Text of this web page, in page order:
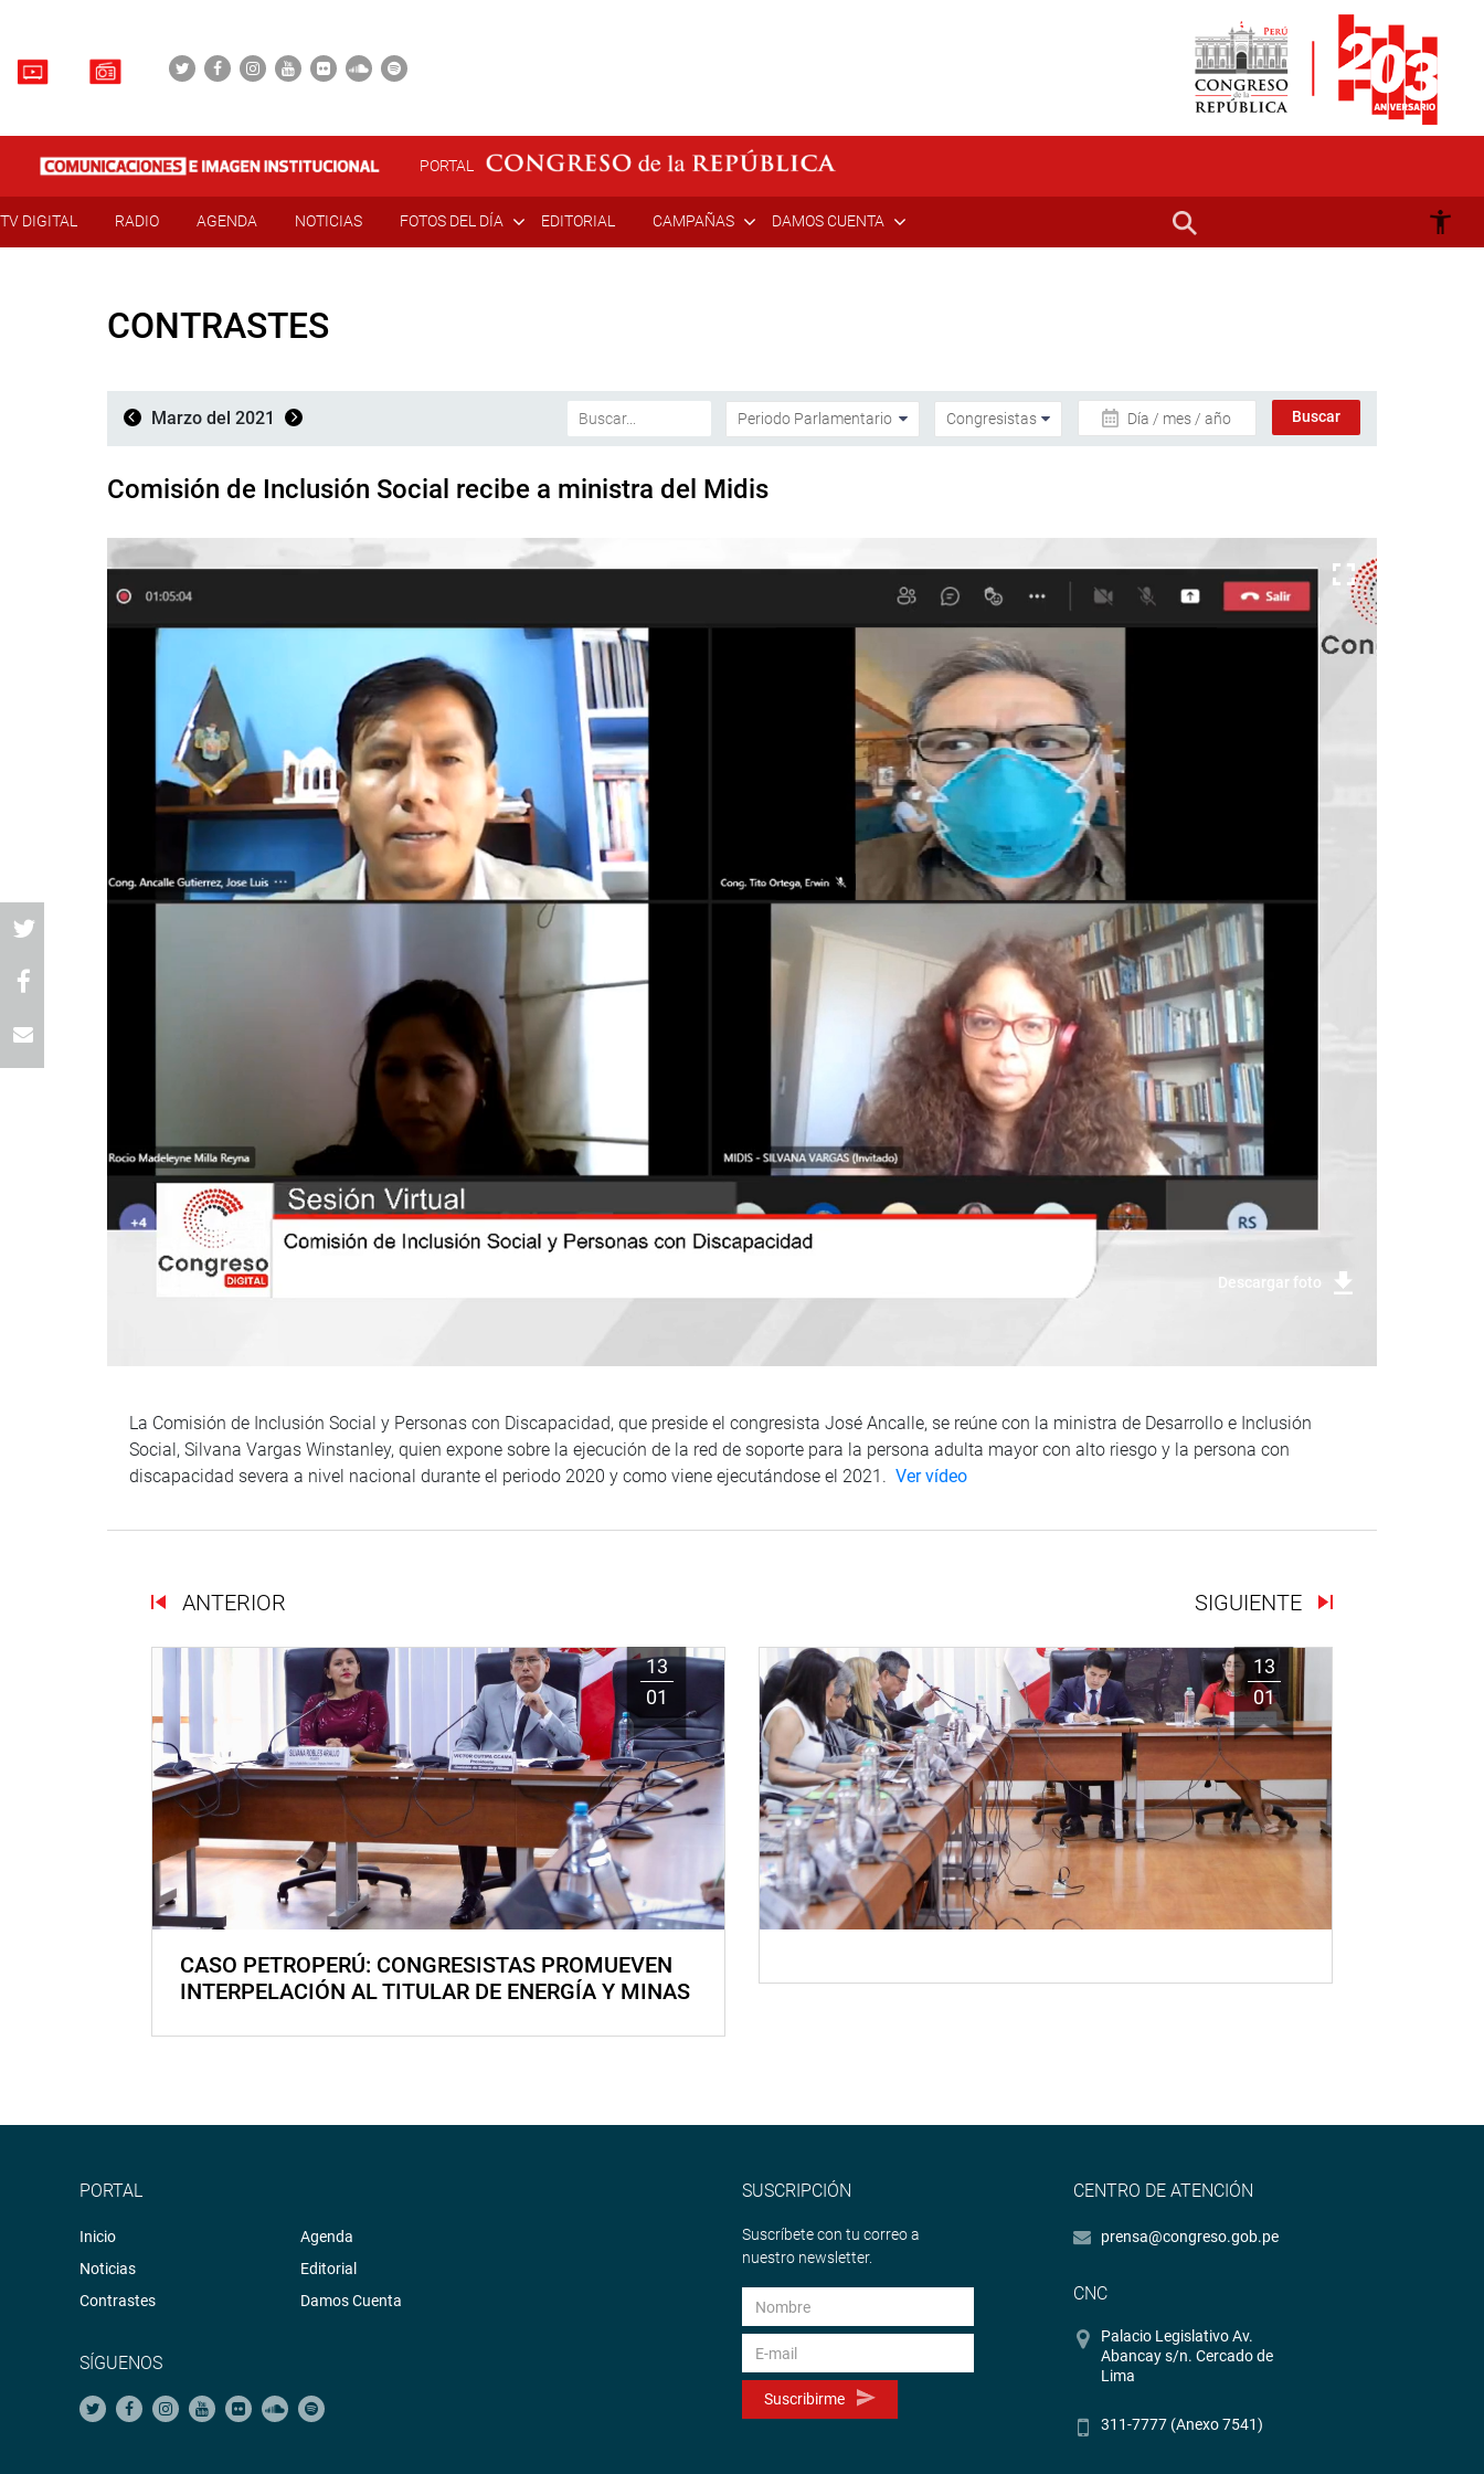
PORTAL
TV DIGITAL RADIO AGENDA NOTICIAS FOTOS DEL DÍA EDITORIAL CAMPAÑAS DAMOS CUENTA
CONTRASTES
Marzo del 2021 Día / mes / año
Comisión de Inclusión Social recibe a ministra del Midis
Descargar foto
La Comisión de Inclusión Social y Personas con Discapacidad, que preside el congresista José Ancalle, se reúne con la ministra de Desarrollo e Inclusión
Social, Silvana Vargas Winstanley, quien expone sobre la ejecución de la red de soporte para la persona adulta mayor con alto riesgo y la persona con
discapacidad severa a nivel nacional durante el periodo 2020 y como viene ejecutándose el 2021. Ver vídeo
ANTERIOR SIGUIENTE
13
01
CASO PETROPERÚ: CONGRESISTAS PROMUEVEN
INTERPELACIÓN AL TITULAR DE ENERGÍA Y MINAS
13
01
PORTAL
Inicio
Noticias
Contrastes
Agenda
Editorial
Damos Cuenta
SÍGUENOS
SUSCRIPCIÓN
Suscríbete con tu correo a
nuestro newsletter.
Suscribirme
CENTRO DE ATENCIÓN
prensa@congreso.gob.pe
CNC
Palacio Legislativo Av.
Abancay s/n. Cercado de
Lima
311-7777 (Anexo 7541)